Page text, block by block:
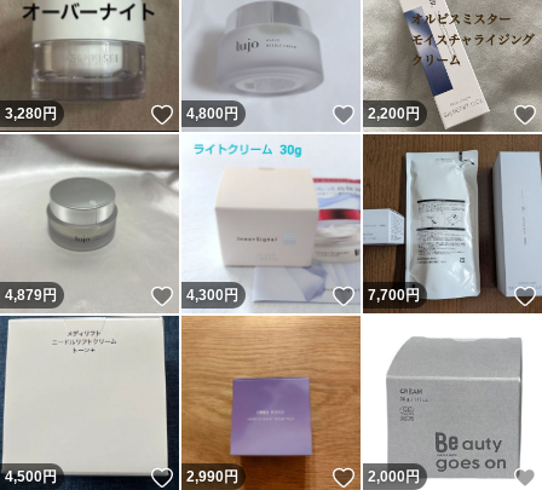
3,280円 いいね！
4,800円 いいね！
2,200円
4,879円 いいね！
4,300円 いいね！
7,700円
4,500円 いいね！
2,990円 いいね！
2,000円